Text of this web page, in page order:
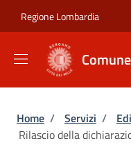
Regione Lombardia
Briciole di
Home / Servizi /
Rilascio della